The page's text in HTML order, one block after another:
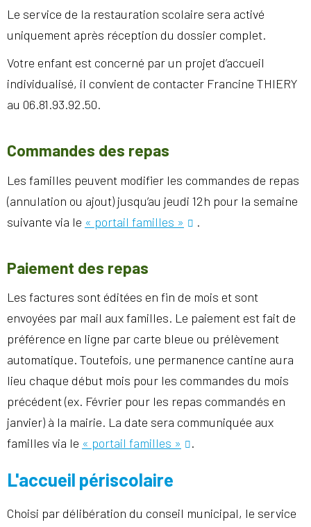
Le service de la restauration scolaire sera activé
uniquement après réception du dossier complet.
Votre enfant est concerné par un projet d’accueil
individualisé, il convient de contacter Francine THIERY
au 06.81.93.92.50.
Commandes des repas
Les familles peuvent modifier les commandes de repas
(annulation ou ajout) jusqu’au jeudi 12h pour la semaine
suivante via le « portail familles » .
Paiement des repas
Les factures sont éditées en fin de mois et sont
envoyées par mail aux familles. Le paiement est fait de
préférence en ligne par carte bleue ou prélèvement
automatique. Toutefois, une permanence cantine aura
lieu chaque début mois pour les commandes du mois
précédent (ex. Février pour les repas commandés en
janvier) à la mairie. La date sera communiquée aux
familles via le « portail familles » .
L'accueil périscolaire
Choisi par délibération du conseil municipal, le service